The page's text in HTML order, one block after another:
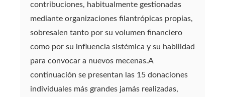
contribuciones, habitualmente gestionadas
mediante organizaciones filantrópicas propias,
sobresalen tanto por su volumen financiero
como por su influencia sistémica y su habilidad
para convocar a nuevos mecenas.A
continuación se presentan las 15 donaciones
individuales más grandes jamás realizadas,